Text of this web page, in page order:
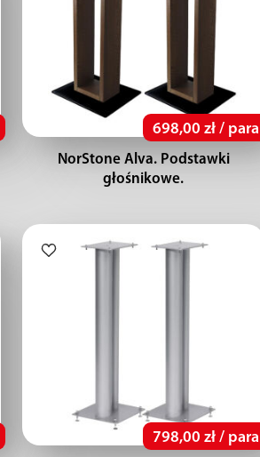
698,00 zł / para
NorStone Alva. Podstawki
głośnikowe.
798,00 zł / para